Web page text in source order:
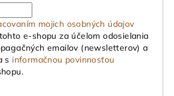
mojich osobných údajov
e-shopu za účelom odosielania
emailov (newsletterov) a
s informačnou povinnosťou